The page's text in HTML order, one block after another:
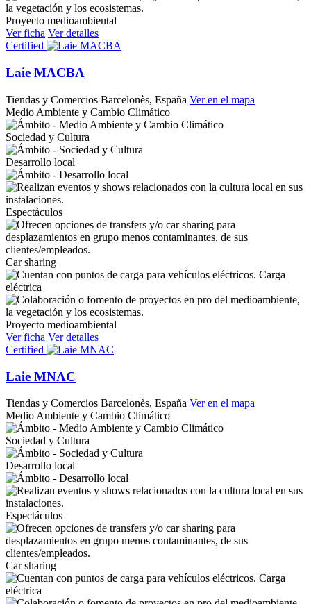
Proyecto medioambiental
Ver ficha Ver detalles
Certified
Laie MACBA
Tiendas y Comercios Barcelonès, España Ver en el mapa
Medio Ambiente y Cambio Climático
Sociedad y Cultura
Desarrollo local
Espectáculos
Car sharing
Carga
eléctrica
Proyecto medioambiental
Ver ficha Ver detalles
Certified
Laie MNAC
Tiendas y Comercios Barcelonès, España Ver en el mapa
Medio Ambiente y Cambio Climático
Sociedad y Cultura
Desarrollo local
Espectáculos
Car sharing
Carga
eléctrica